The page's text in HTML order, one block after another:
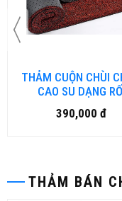
THẢM CUỘN CHÙI
CAO SU DẠNG
390,000 đ
THẢM BÁN